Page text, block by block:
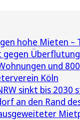
hohe Mieten –
gegen
und
Köln
sinkt bis 2030
an den Rand